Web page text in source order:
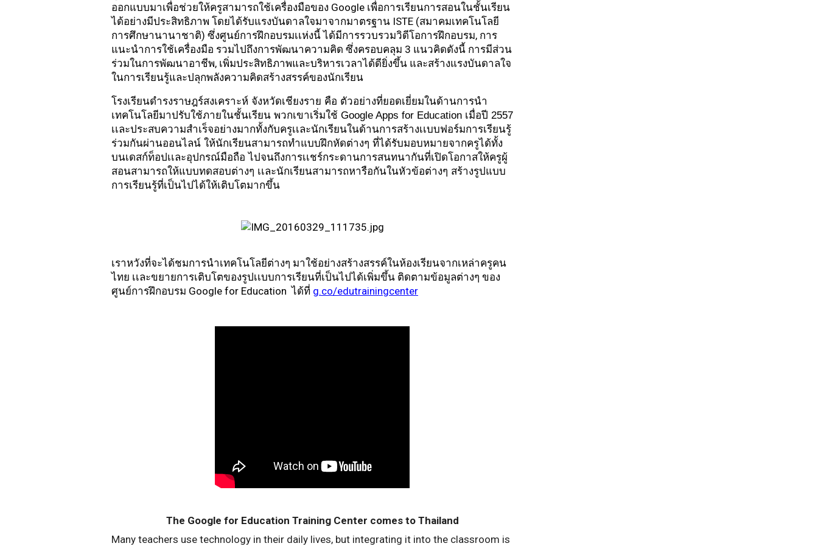
ออกแบบมาเพื่อช่วยให้ครูสามารถใช้เครื่องมือของ Google เพื่อการเรียนการสอนในชั้นเรียน
ได้อย่างมีประสิทธิภาพ โดยได้รับแรงบันดาลใจมาจากมาตรฐาน ISTE (สมาคมเทคโนโลยี
การศึกษานานาชาติ) ซึ่งศูนย์การฝึกอบรมเเห่งนี้ ได้มีการรวบรวมวิดีโอการฝึกอบรม, การ
แนะนำการใช้เครื่องมือ รวมไปถึงการพัฒนาความคิด ซึ่งครอบคลุม 3 แนวคิดดังนี้ การมีส่วน
ร่วมในการพัฒนาอาชีพ, เพิ่มประสิทธิภาพและบริหารเวลาได้ดียิ่งขึ้น และสร้างแรงบันดาลใจ
ในการเรียนรู้และปลุกพลังความคิดสร้างสรรค์ของนักเรียน
โรงเรียนดำรงราษฎร์สงเคราะห์ จังหวัดเชียงราย คือ ตัวอย่างที่ยอดเยี่ยมในด้านการนำ
เทคโนโลยีมาปรับใช้ภายในชั้นเรียน พวกเขาเริ่มใช้ Google Apps for Education เมื่อปี 2557
เเละประสบความสำเร็จอย่างมากทั้งกับครูเเละนักเรียนในด้านการสร้างเเบบฟอร์มการเรียนรู้
ร่วมกันผ่านออนไลน์ ให้นักเรียนสามารถทำแบบฝึกหัดต่างๆ ที่ได้รับมอบหมายจากครูได้ทั้ง
บนเดสก์ท็อปเเละอุปกรณ์มือถือ ไปจนถึงการเเชร์กระดานการสนทนากันที่เปิดโอกาสให้ครูผู้
สอนสามารถให้แบบทดสอบต่างๆ เเละนักเรียนสามารถหารือกันในหัวข้อต่างๆ สร้างรูปแบบ
การเรียนรู้ที่เป็นไปได้ให้เติบโตมากขึ้น
เราหวังที่จะได้ชมการนำเทคโนโลยีต่างๆ มาใช้อย่างสร้างสรรค์ในห้องเรียนจากเหล่าครูคน
ไทย เเละขยายการเติบโตของรูปเเบบการเรียนที่เป็นไปได้เพิ่มขึ้น ติดตามข้อมูลต่างๆ ของ
ศูนย์การฝึกอบรม Google for Education  ได้ที่ g.co/edutrainingcenter
The Google for Education Training Center comes to Thailand
Many teachers use technology in their daily lives, but integrating it into the classroom is